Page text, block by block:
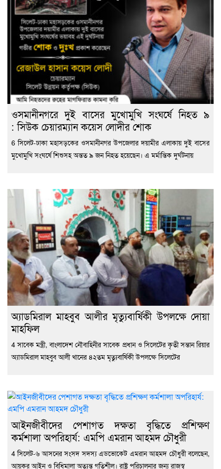
ওসমানীনগরে দুই বাসের মুখোমুখি সংঘর্ষে নিহত ৯
: সিউক চেয়ারম্যান কয়েস লোদীর শোক
6 সিলেট-ঢাকা মহাসড়কের ওসমানীনগর উপজেলার দয়ামীর এলাকায় দুই বাসের
মুখোমুখি সংঘর্ষে শিশুসহ অন্তত ৯ জন নিহত হয়েছেন। এ মর্মান্তিক দুর্ঘটনায়
অ্যাডমিরাল মাহবুব আলীর মৃত্যুবার্ষিকী উপলক্ষে দোয়া
মাহফিল
4 সাবেক মন্ত্রী, বাংলাদেশ নৌবাহিনীর সাবেক প্রধান ও সিলেটের কৃতী সন্তান রিয়ার
অ্যাডমিরাল মাহবুব আলী খানের ৪২তম মৃত্যুবার্ষিকী উপলক্ষে সিলেটের
‎আইনজীবীদের পেশাগত দক্ষতা বৃদ্ধিতে প্রশিক্ষণ
কর্মশালা অপরিহার্য: এমপি এমরান আহমদ চৌধুরী
4 ‎সিলেট-৬ আসনের সংসদ সদস্য এডভোকেট এমরান আহমদ চৌধুরী বলেছেন,
আয়কর আইন ও বিধিমালা অত্যন্ত গতিশীল। রাষ্ট্র পরিচালনার জন্য রাজস্ব